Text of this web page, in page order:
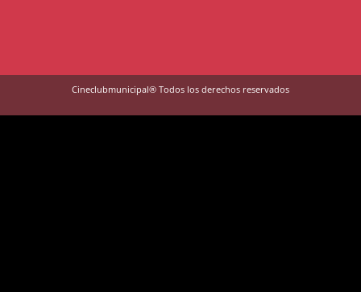
Cineclubmunicipal® Todos los derechos reservados